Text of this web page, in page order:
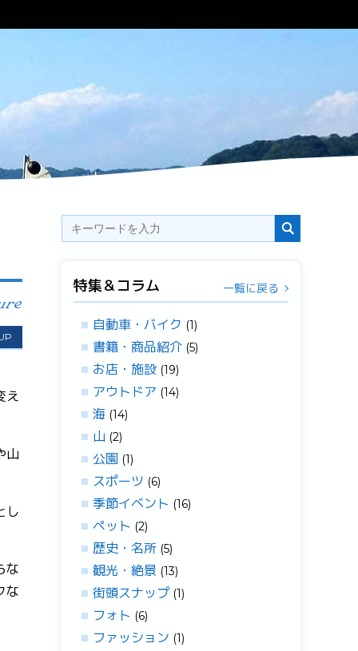
え
山
し
な
な
特集＆コラム 一覧に戻る
自動車・バイク (1)
書籍・商品紹介 (5)
お店・施設 (19)
アウトドア (14)
海 (14)
山 (2)
公園 (1)
スポーツ (6)
季節イベント (16)
ペット (2)
歴史・名所 (5)
観光・絶景 (13)
街頭スナップ (1)
フォト (6)
ファッション (1)